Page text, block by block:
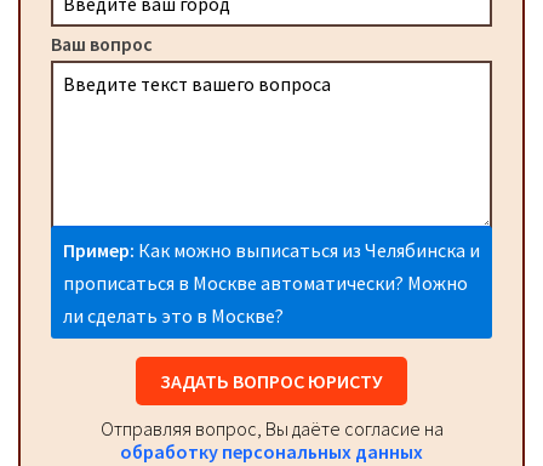
Ваш вопрос
Пример: Как можно выписаться из Челябинска и
прописаться в Москве автоматически? Можно
ли сделать это в Москве?
ЗАДАТЬ ВОПРОС ЮРИСТУ
Отправляя вопрос, Вы даёте согласие на
обработку персональных данных